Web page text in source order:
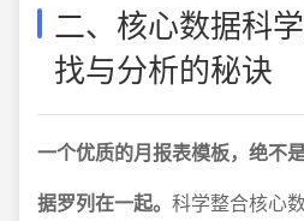
二、核心数据科
找与分析的秘诀
一个优质的月报表模板，绝不
据罗列在一起。 科学整合核心